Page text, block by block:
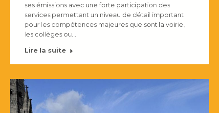
ses émissions avec une forte participation des
services permettant un niveau de détail important
pour les compétences majeures que sont la voirie,
les collèges ou…
Lire la suite